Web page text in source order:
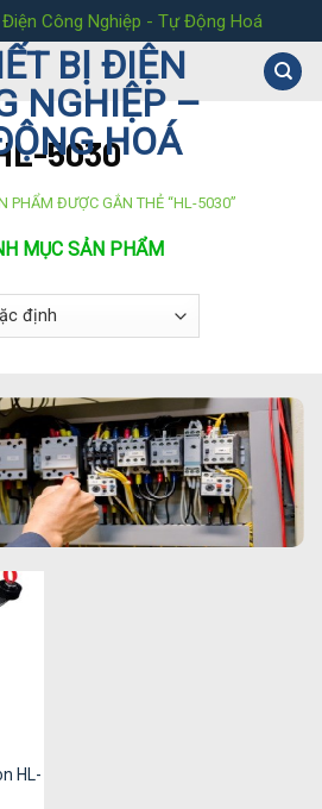
Công Nghiệp - Tự Động Hoá
5030
PHẨM ĐƯỢC GẮN THẺ “HL-5030”
MỤC SẢN PHẨM
HL-